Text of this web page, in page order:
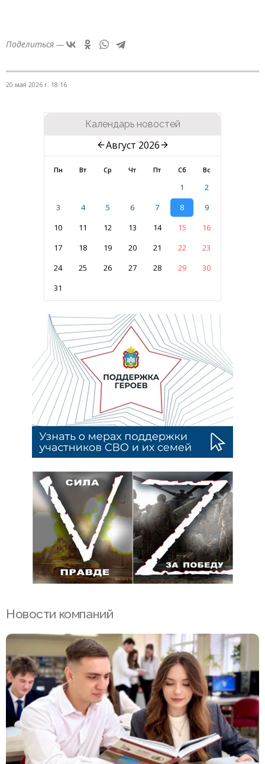
Поделиться —
20 мая 2026 г. 18:16
Календарь новостей
Август 2026
Пн Вт Ср Чт Пт Сб Вс
1
2
3
4 5 6 7 8
9
10
11 12 13 14 15
16
17
18 19 20 21 22
23
24
25 26 27 28 29
30
31
Новости компаний